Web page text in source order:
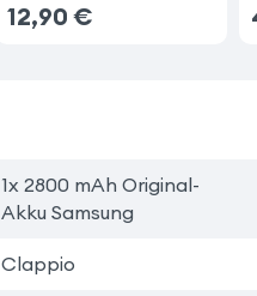
12,90 €
1x 2800 mAh Original-
Akku Samsung
Clappio